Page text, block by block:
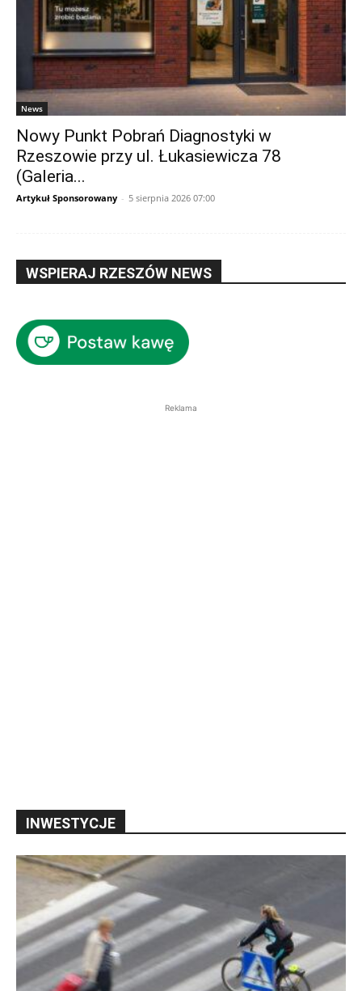
News
Nowy Punkt Pobrań Diagnostyki w
Rzeszowie przy ul. Łukasiewicza 78
(Galeria...
Artykuł Sponsorowany - 5 sierpnia 2026 07:00
WSPIERAJ RZESZÓW NEWS
Reklama
INWESTYCJE